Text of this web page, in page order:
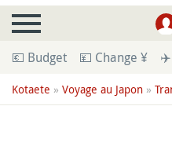
💶 Budget 💴 Change ¥ ✈️
Kotaete » Voyage au Japon »